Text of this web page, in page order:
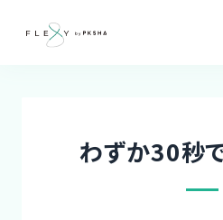
わずか30秒